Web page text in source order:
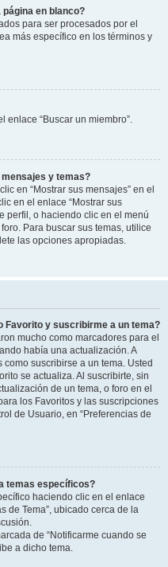
en blanco?
para ser procesados por el
más específico en los términos y
enlace “Buscar un miembro”.
y temas?
en “Mostrar sus mensajes” en el
en el enlace “Mostrar sus
perfil, o haciendo clic en el menú
Para buscar sus temas, utilice
las opciones apropiadas.
Favorito y suscribirme a un tema?
mucho como marcadores para el
había una actualización. A
suscribirse a un tema. Usted
se actualiza. Al suscribirte, sin
de un tema, o foro en el
los Favoritos y las suscripciones
de Usuario, en “Preferencias de
temas específicos?
haciendo clic en el enlace
de Tema”, ubicado cerca de la
de “Notificarme cuando se
a dicho tema.